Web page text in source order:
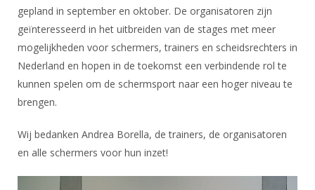
Overschrijven leden
Import inschrijvingen uit Nahouw
Verwerk wedstrijduitslagen
NK organiseren
Promotie en logo
Geschiedenis van het schermen
Bibliotheek
ALV
Touché
gepland in september en oktober. De organisatoren zijn
geïnteresseerd in het uitbreiden van de stages met meer
mogelijkheden voor schermers, trainers en scheidsrechters in
Nederland en hopen in de toekomst een verbindende rol te
kunnen spelen om de schermsport naar een hoger niveau te
brengen.
Wij bedanken Andrea Borella, de trainers, de organisatoren
en alle schermers voor hun inzet!